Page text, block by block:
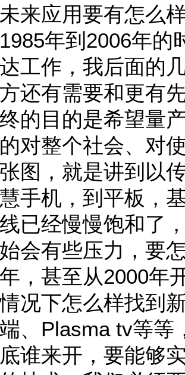
来应用要有怎么
年到2006年的
工作，我后面的
还有需要和更有
的目的是希望量
对整个社会、对
图，就是讲到以
手机，到平板，
已经慢慢饱和了
会有些压力，要
，甚至从2000年
况下怎么样找到
、Plasma tv等等
谁来开，要能够